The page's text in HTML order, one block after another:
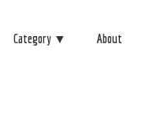
Category ▼ About